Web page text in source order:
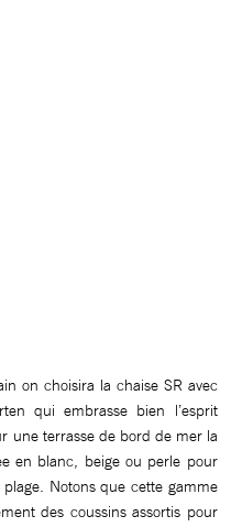
on choisira la chaise SR avec
qui embrasse bien l’esprit
une terrasse de bord de mer la
en blanc, beige ou perle pour
Notons que cette gamme
des coussins assortis pour